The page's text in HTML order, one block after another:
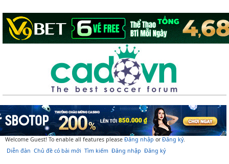
Welcome Guest! To enable all features please Đăng nhập orĐăng ký.
Diễn đàn Chủ đề có bài mới Tìm kiếm Đăng nhập Đăng ký